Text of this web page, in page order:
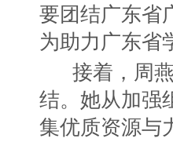
要团结广东省
为助力广东省
接着，周
结。她从加强
集优质资源与